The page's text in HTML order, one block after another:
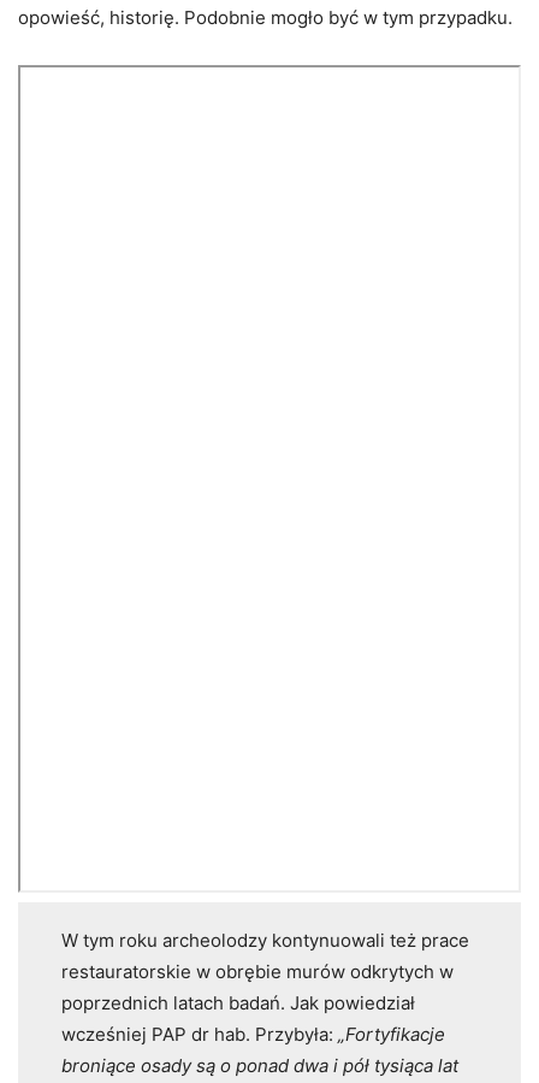
opowieść, historię. Podobnie mogło być w tym przypadku.
W tym roku archeolodzy kontynuowali też prace
restauratorskie w obrębie murów odkrytych w
poprzednich latach badań. Jak powiedział
wcześniej PAP dr hab. Przybyła: „Fortyfikacje
broniące osady są o ponad dwa i pół tysiąca lat